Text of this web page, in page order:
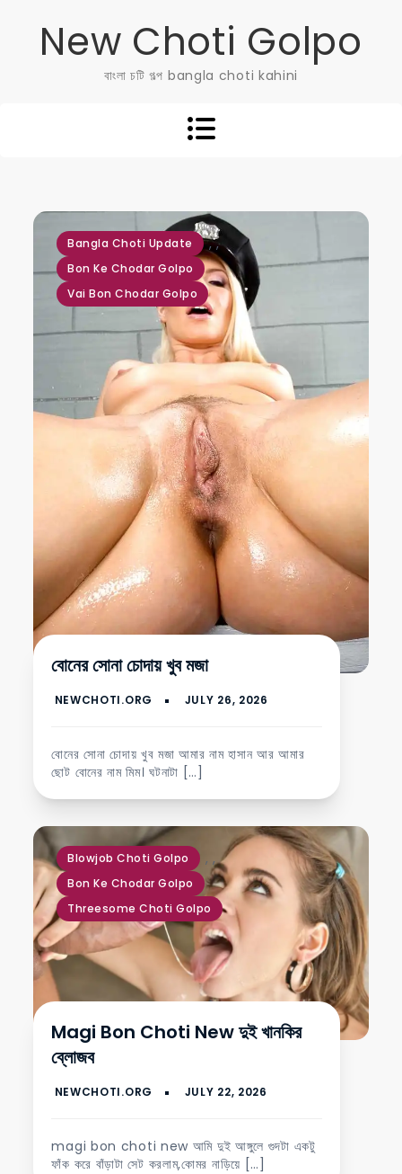
New Choti Golpo
বাংলা চটি গল্প bangla choti kahini
Bangla Choti Update ,
Bon Ke Chodar Golpo
,
Vai Bon Chodar Golpo
বোনের সোনা চোদায় খুব মজা
বোনের সোনা চোদায় খুব মজা আমার নাম হাসান আর আমার
ছোট বোনের নাম মিম। ঘটনাটা […]
Blowjob Choti Golpo ,
Bon Ke Chodar Golpo
,
Threesome Choti Golpo
Magi Bon Choti New দুই খানকির
ব্লোজব
magi bon choti new আমি দুই আঙ্গুলে গুদটা একটু
ফাঁক করে বাঁড়াটা সেট করলাম,কোমর নাড়িয়ে […]